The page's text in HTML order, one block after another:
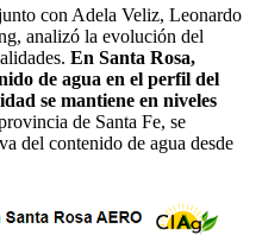
con Adela Veliz, Leonardo
analizó la evolución del
En Santa Rosa,
de agua en el perfil del
se mantiene en niveles
de Santa Fe, se
del contenido de agua desde